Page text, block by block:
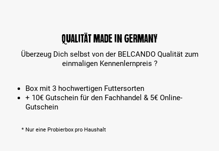
Qualität made in Germany
Überzeug Dich selbst von der BELCANDO Qualität zum
einmaligen Kennenlernpreis ?
Box mit 3 hochwertigen Futtersorten
+ 10€ Gutschein für den Fachhandel & 5€ Online-
Gutschein
* Nur eine Probierbox pro Haushalt